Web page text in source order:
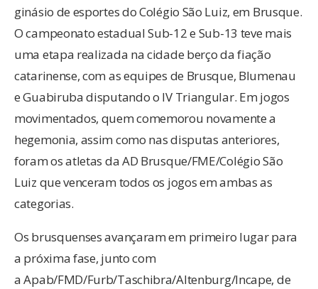
ginásio de esportes do Colégio São Luiz, em Brusque.
O campeonato estadual Sub-12 e Sub-13 teve mais
uma etapa realizada na cidade berço da fiação
catarinense, com as equipes de Brusque, Blumenau
e Guabiruba disputando o IV Triangular. Em jogos
movimentados, quem comemorou novamente a
hegemonia, assim como nas disputas anteriores,
foram os atletas da AD Brusque/FME/Colégio São
Luiz que venceram todos os jogos em ambas as
categorias.
Os brusquenses avançaram em primeiro lugar para
a próxima fase, junto com
a Apab/FMD/Furb/Taschibra/Altenburg/Incape, de